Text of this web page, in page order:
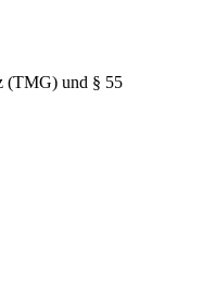
(TMG) und § 55